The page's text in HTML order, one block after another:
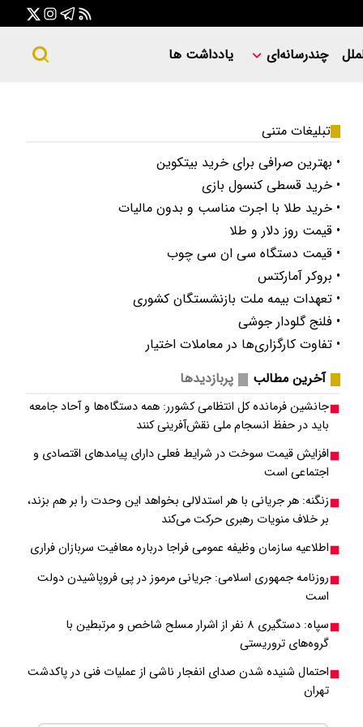
چندرسانه‌ای یادداشت ها
تبلیغات متنی
• بهترین صرافی برای خرید بیتکوین
• خرید قسطی کنسول بازی
• خرید طلا با اجرت مناسب و بدون مالیات
• قیمت روز دلار و طلا
• قیمت دستگاه سی ان سی چوب
• بروکر آمارکتس
• تعهدات بیمه ملت بازنشستگان کشوری
• فلنج گلودار جوشی
• تفاوت کارگزاری‌ها در معاملات اختیار
آخرین مطالب
پربازدیدها
جانشین فرمانده کل انتظامی کشورر: همه دستگاه‌ها و آحاد جامعه
باید در حفظ انسجام ملی نقش‌آفرینی کنند
افزایش قیمت سوخت در شرایط فعلی دارای پیامدهای اقتصادی و
اجتماعی است
زنگنه: هر جریانی با هر استدلالی بخواهد این وحدت را بر هم بزند،
بر خلاف منویات رهبری حرکت می‌کند
اطلاعیه سازمان وظیفه عمومی فراجا درباره معافیت سربازان فراری
روزنامه جمهوری اسلامی: جریانی مرموز در پی فروپاشیدن دولت
است
سپاه: دستگیری ۸ نفر از اشرار مسلح شاخص و مرتبطین با
گروه‌های تروریستی
احتمال شنیده شدن صدای انفجار ناشی از عملیات فنی در پاکدشت
تهران